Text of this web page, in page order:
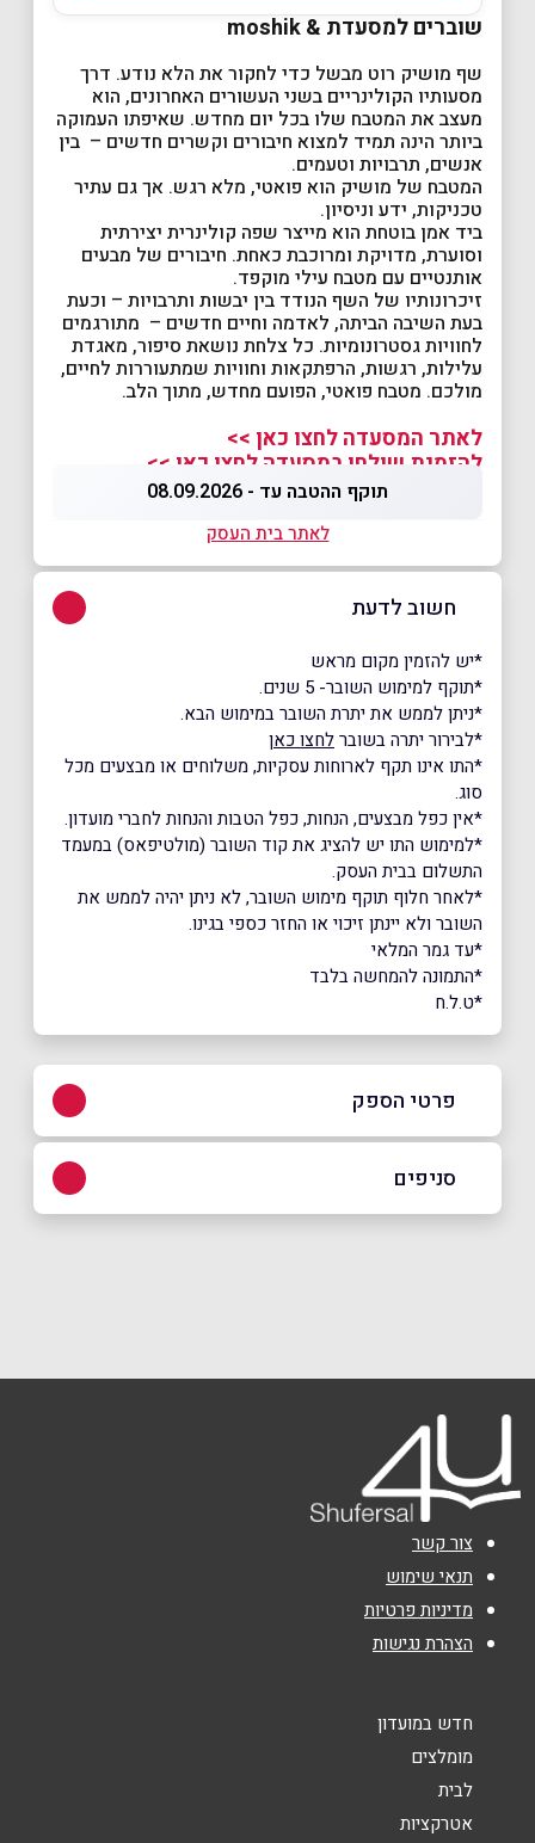
שוברים למסעדת & moshik
שף מושיק רוט מבשל כדי לחקור את הלא נודע. דרך
מסעותיו הקולינריים בשני העשורים האחרונים, הוא
מעצב את המטבח שלו בכל יום מחדש. שאיפתו העמוקה
ביותר הינה תמיד למצוא חיבורים וקשרים חדשים – בין
אנשים, תרבויות וטעמים.
המטבח של מושיק הוא פואטי, מלא רגש. אך גם עתיר
טכניקות, ידע וניסיון.
ביד אמן בוטחת הוא מייצר שפה קולינרית יצירתית
וסוערת, מדויקת ומרוכבת כאחת. חיבורים של מבעים
אותנטיים עם מטבח עילי מוקפד.
זיכרונותיו של השף הנודד בין יבשות ותרבויות – וכעת
בעת השיבה הביתה, לאדמה וחיים חדשים – מתורגמים
לחוויות גסטרונומיות. כל צלחת נושאת סיפור, מאגדת
עלילות, רגשות, הרפתקאות וחוויות שמתעוררות לחיים,
מולכם. מטבח פואטי, הפועם מחדש, מתוך הלב.
לאתר המסעדה לחצו כאן >>
להזמנת שולחן במסעדה לחצו כאן >>
תוקף ההטבה עד - 08.09.2026
לאתר בית העסק
חשוב לדעת
*יש להזמין מקום מראש
*תוקף למימוש השובר- 5 שנים.
*ניתן לממש את יתרת השובר במימוש הבא.
*לבירור יתרה בשוברלחצו כאן
*התו אינו תקף לארוחות עסקיות, משלוחים או מבצעים מכל
סוג.
*אין כפל מבצעים, הנחות, כפל הטבות והנחות לחברי מועדון.
*למימוש התו יש להציג את קוד השובר (מולטיפאס) במעמד
התשלום בבית העסק.
*לאחר חלוף תוקף מימוש השובר, לא ניתן יהיה לממש את
השובר ולא יינתן זיכוי או החזר כספי בגינו.
*עד גמר המלאי
*התמונה להמחשה בלבד
*ט.ל.ח
פרטי הספק
באתר באינסטגרם
טלפון
אימייל*
נושא*
אנא חזרו אלי בקשר ל...
סניפים
צור קשר
תנאי שימוש
מדיניות פרטיות
הצהרת נגישות
חדש במועדון
מומלצים
לבית
אטרקציות